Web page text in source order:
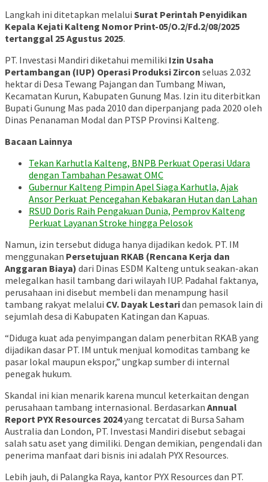
Langkah ini ditetapkan melalui Surat Perintah Penyidikan
Kepala Kejati Kalteng Nomor Print-05/O.2/Fd.2/08/2025
tertanggal 25 Agustus 2025.
PT. Investasi Mandiri diketahui memiliki Izin Usaha
Pertambangan (IUP) Operasi Produksi Zircon seluas 2.032
hektar di Desa Tewang Pajangan dan Tumbang Miwan,
Kecamatan Kurun, Kabupaten Gunung Mas. Izin itu diterbitkan
Bupati Gunung Mas pada 2010 dan diperpanjang pada 2020 oleh
Dinas Penanaman Modal dan PTSP Provinsi Kalteng.
Bacaan Lainnya
Tekan Karhutla Kalteng, BNPB Perkuat Operasi Udara
dengan Tambahan Pesawat OMC
Gubernur Kalteng Pimpin Apel Siaga Karhutla, Ajak
Ansor Perkuat Pencegahan Kebakaran Hutan dan Lahan
RSUD Doris Raih Pengakuan Dunia, Pemprov Kalteng
Perkuat Layanan Stroke hingga Pelosok
Namun, izin tersebut diduga hanya dijadikan kedok. PT. IM
menggunakan Persetujuan RKAB (Rencana Kerja dan
Anggaran Biaya) dari Dinas ESDM Kalteng untuk seakan-akan
melegalkan hasil tambang dari wilayah IUP. Padahal faktanya,
perusahaan ini disebut membeli dan menampung hasil
tambang rakyat melalui CV. Dayak Lestaridan pemasok lain di
sejumlah desa di Kabupaten Katingan dan Kapuas.
“Diduga kuat ada penyimpangan dalam penerbitan RKAB yang
dijadikan dasar PT. IM untuk menjual komoditas tambang ke
pasar lokal maupun ekspor,” ungkap sumber di internal
penegak hukum.
Skandal ini kian menarik karena muncul keterkaitan dengan
perusahaan tambang internasional. Berdasarkan Annual
Report PYX Resources 2024yang tercatat di Bursa Saham
Australia dan London, PT. Investasi Mandiri disebut sebagai
salah satu aset yang dimiliki. Dengan demikian, pengendali dan
penerima manfaat dari bisnis ini adalah PYX Resources.
Lebih jauh, di Palangka Raya, kantor PYX Resources dan PT.